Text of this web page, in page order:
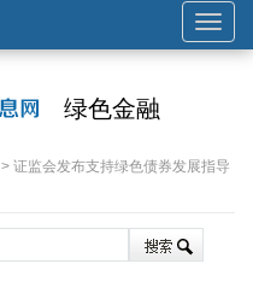
展
开
导
绿色金融
> 证监会发布支持绿色债券发展指导